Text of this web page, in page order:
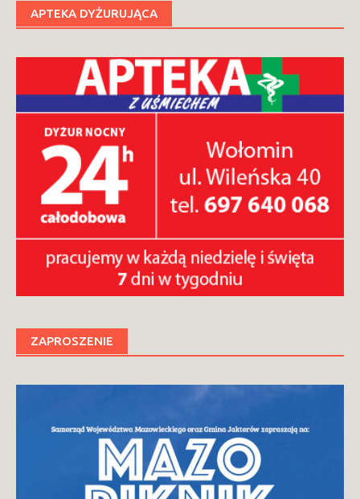
APTEKA DYŻURUJĄCA
ZAPROSZENIE